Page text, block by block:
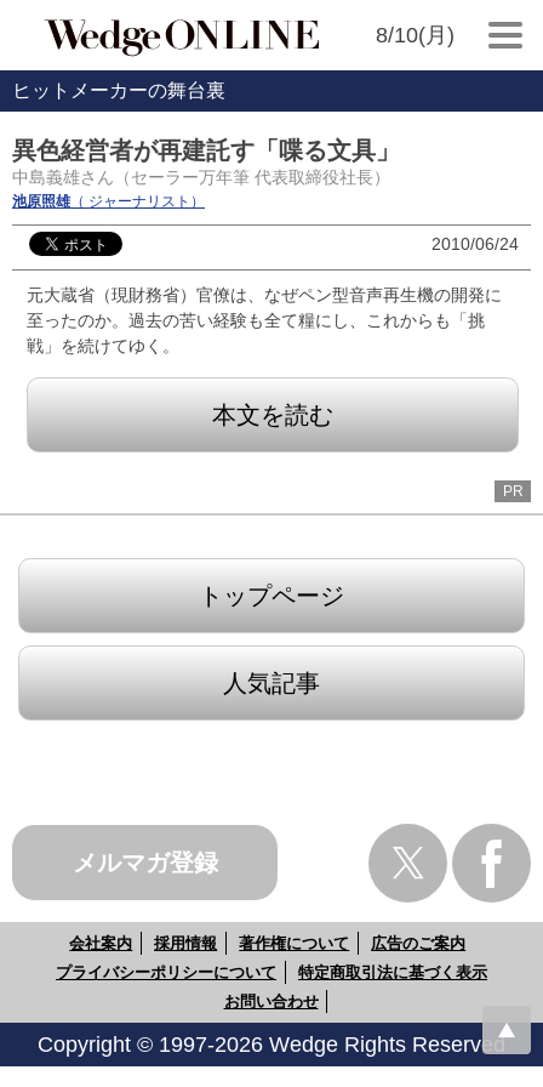
8/10(月)
ヒットメーカーの舞台裏
異色経営者が再建託す「喋る文具」
中島義雄さん（セーラー万年筆 代表取締役社長）
池原照雄（ ジャーナリスト）
2010/06/24
元大蔵省（現財務省）官僚は、なぜペン型音声再生機の開発に
至ったのか。過去の苦い経験も全て糧にし、これからも「挑
戦」を続けてゆく。
本文を読む
PR
トップページ
人気記事
メルマガ登録
会社案内 採用情報 著作権について
広告のご案内
プライバシーポリシーについて
特定商取引法に基づく表示
お問い合わせ
Copyright © 1997-2026 Wedge Rights Reserved